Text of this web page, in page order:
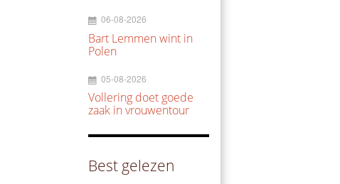
06-08-2026
Bart Lemmen wint in
Polen
05-08-2026
Vollering doet goede
zaak in vrouwentour
Best gelezen